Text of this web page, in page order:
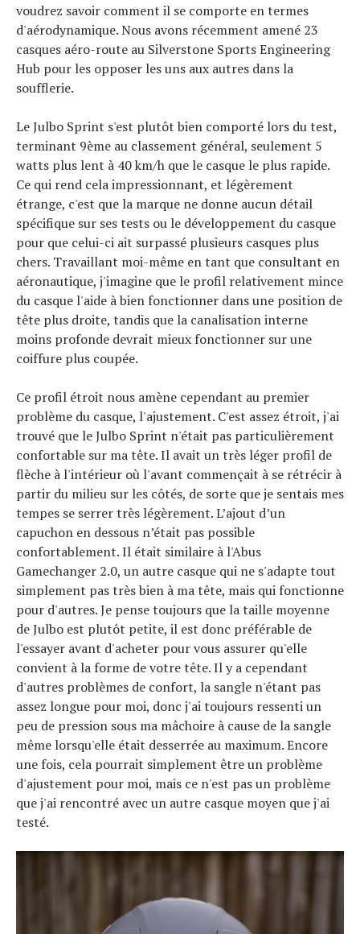
voudrez savoir comment il se comporte en termes
d'aérodynamique. Nous avons récemment amené 23
casques aéro-route au Silverstone Sports Engineering
Hub pour les opposer les uns aux autres dans la
soufflerie.
Le Julbo Sprint s'est plutôt bien comporté lors du test,
terminant 9ème au classement général, seulement 5
watts plus lent à 40 km/h que le casque le plus rapide.
Ce qui rend cela impressionnant, et légèrement
étrange, c'est que la marque ne donne aucun détail
spécifique sur ses tests ou le développement du casque
pour que celui-ci ait surpassé plusieurs casques plus
chers. Travaillant moi-même en tant que consultant en
aéronautique, j'imagine que le profil relativement mince
du casque l'aide à bien fonctionner dans une position de
tête plus droite, tandis que la canalisation interne
moins profonde devrait mieux fonctionner sur une
coiffure plus coupée.
Ce profil étroit nous amène cependant au premier
problème du casque, l'ajustement. C'est assez étroit, j'ai
trouvé que le Julbo Sprint n'était pas particulièrement
confortable sur ma tête. Il avait un très léger profil de
flèche à l'intérieur où l'avant commençait à se rétrécir à
partir du milieu sur les côtés, de sorte que je sentais mes
tempes se serrer très légèrement. L’ajout d’un
capuchon en dessous n’était pas possible
confortablement. Il était similaire à l'Abus
Gamechanger 2.0, un autre casque qui ne s'adapte tout
simplement pas très bien à ma tête, mais qui fonctionne
pour d'autres. Je pense toujours que la taille moyenne
de Julbo est plutôt petite, il est donc préférable de
l'essayer avant d'acheter pour vous assurer qu'elle
convient à la forme de votre tête. Il y a cependant
d'autres problèmes de confort, la sangle n'étant pas
assez longue pour moi, donc j'ai toujours ressenti un
peu de pression sous ma mâchoire à cause de la sangle
même lorsqu'elle était desserrée au maximum. Encore
une fois, cela pourrait simplement être un problème
d'ajustement pour moi, mais ce n'est pas un problème
que j'ai rencontré avec un autre casque moyen que j'ai
testé.